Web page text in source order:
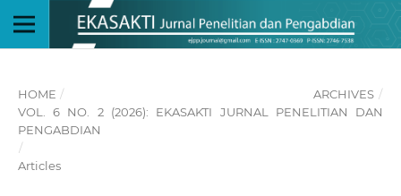
HOME / ARCHIVES /
VOL. 6 NO. 2 (2026): EKASAKTI JURNAL PENELITIAN DAN
PENGABDIAN
/
Articles